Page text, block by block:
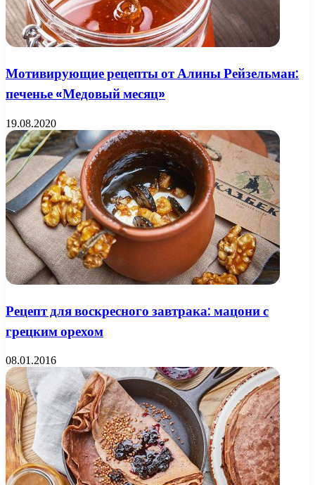
Мотивирующие рецепты от Алины Рейзельман:
печенье «Медовый месяц»
19.08.2020
Рецепт для воскресного завтрака: мацони с
грецким орехом
08.01.2016